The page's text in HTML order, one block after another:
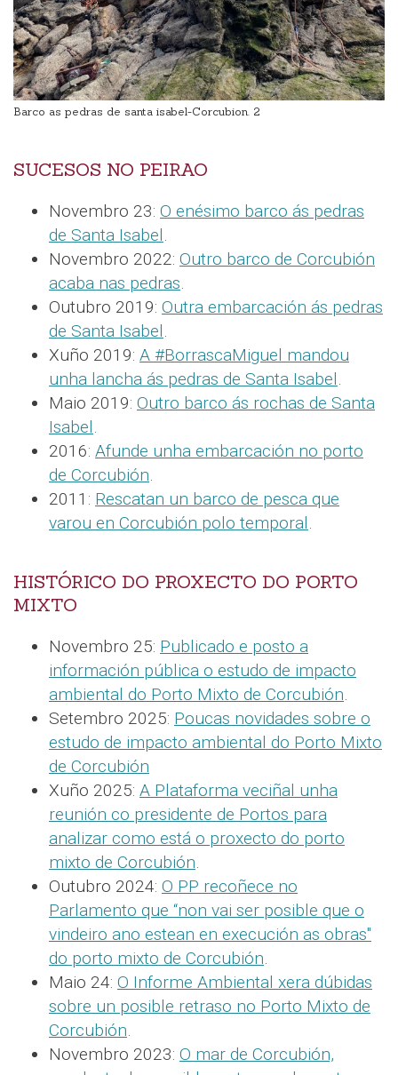
Barco as pedras de santa isabel-Corcubion. 2
SUCESOS NO PEIRAO
Novembro 23: O enésimo barco ás pedras
de Santa Isabel.
Novembro 2022: Outro barco de Corcubión
acaba nas pedras.
Outubro 2019: Outra embarcación ás pedras
de Santa Isabel.
Xuño 2019: A #BorrascaMiguel mandou
unha lancha ás pedras de Santa Isabel.
Maio 2019: Outro barco ás rochas de Santa
Isabel.
2016: Afunde unha embarcación no porto
de Corcubión.
2011: Rescatan un barco de pesca que
varou en Corcubión polo temporal.
HISTÓRICO DO PROXECTO DO PORTO
MIXTO
Novembro 25: Publicado e posto a
información pública o estudo de impacto
ambiental do Porto Mixto de Corcubión.
Setembro 2025: Poucas novidades sobre o
estudo de impacto ambiental do Porto Mixto
de Corcubión
Xuño 2025: A Plataforma veciñal unha
reunión co presidente de Portos para
analizar como está o proxecto do porto
mixto de Corcubión.
Outubro 2024: O PP recoñece no
Parlamento que “non vai ser posible que o
vindeiro ano estean en execución as obras"
do porto mixto de Corcubión.
Maio 24: O Informe Ambiental xera dúbidas
sobre un posible retraso no Porto Mixto de
Corcubión.
Novembro 2023: O mar de Corcubión,